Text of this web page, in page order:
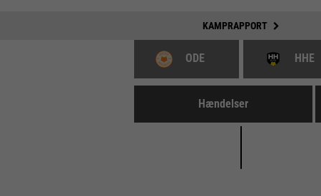
KAMPRAPPORT
ODE HHE
Hændelser